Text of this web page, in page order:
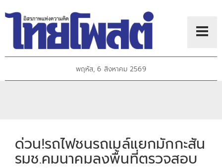
พฤหัส, 6 สิงหาคม 2569
ด่วน!รถไฟชนรถเมล์แยกมักกะสัน
รมช.คมนาคมลงพื้นที่ตรวจสอบ